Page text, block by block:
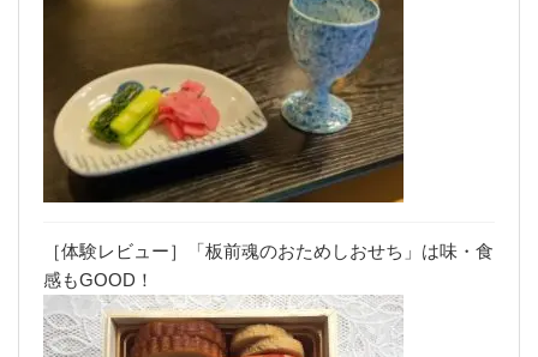
［体験レビュー］「板前魂のおためしおせち」は味・食
感もGOOD！